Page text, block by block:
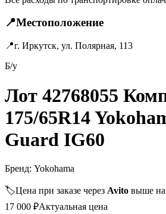
📍Местоположение
📍г. Иркутск, ул. Полярная, 113
Б/у
Лот 42768055
175/65R14
Guard IG60
Бренд: Yokohama
🏷️Цена при заказе через Avito выше на
17 000 ₽Актуальная цена